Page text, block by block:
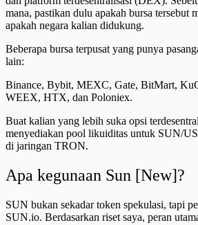
mana, pastikan dulu apakah bursa tersebut
apakah negara kalian didukung.
Beberapa bursa terpusat yang punya
lain:
Binance, Bybit, MEXC, Gate, BitMart,
WEEX, HTX, dan Poloniex.
Buat kalian yang lebih suka opsi
menyediakan pool likuiditas untuk SUN/
di jaringan TRON.
Apa kegunaan Sun [New]?
SUN bukan sekadar token spekulasi, tapi
SUN.io. Berdasarkan riset saya, peran